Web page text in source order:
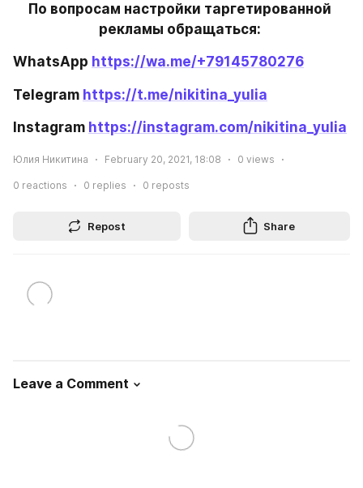
По вопросам настройки таргетированной
рекламы обращаться:
WhatsApp https://wa.me/+79145780276
Telegram https://t.me/nikitina_yulia
Instagram https://instagram.com/nikitina_yulia
Юлия Никитина February 20, 2021, 18:08 0 views
0 reactions 0 replies 0 reposts
Repost Share
Leave a Comment